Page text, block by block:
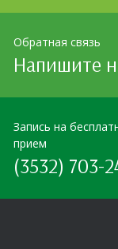
Обратная связь
Напишите
Запись на
прием
(3532) 703-